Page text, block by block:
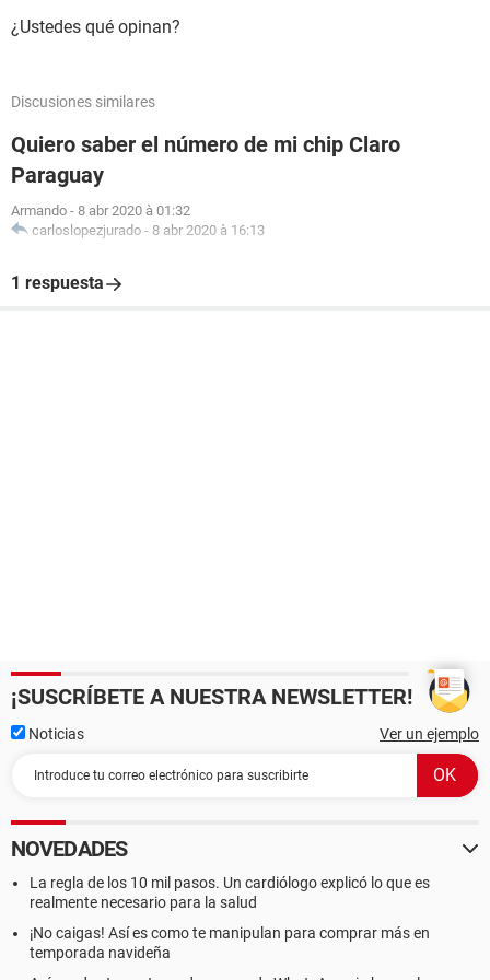
¿Ustedes qué opinan?
Discusiones similares
Quiero saber el número de mi chip Claro
Paraguay
Armando - 8 abr 2020 à 01:32
carloslopezjurado - 8 abr 2020 à 16:13
1 respuesta
¡SUSCRÍBETE A NUESTRA NEWSLETTER!
Noticias Ver un ejemplo
NOVEDADES
La regla de los 10 mil pasos. Un cardiólogo explicó lo que es
realmente necesario para la salud
¡No caigas! Así es como te manipulan para comprar más en
temporada navideña